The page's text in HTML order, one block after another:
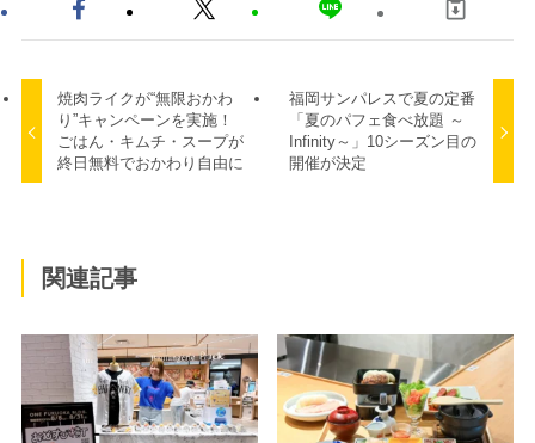
焼肉ライクが“無限おかわ
り”キャンペーンを実施！
ごはん・キムチ・スープが
終日無料でおかわり自由に
福岡サンパレスで夏の定番
「夏のパフェ食べ放題 ～
Infinity～」10シーズン目の
開催が決定
関連記事